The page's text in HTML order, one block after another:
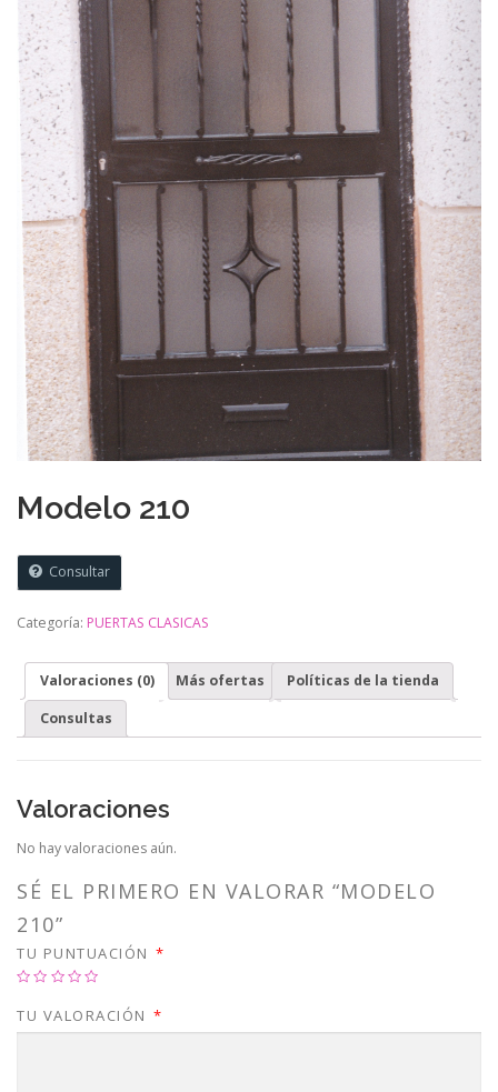
Modelo 210
Consultar
Categoría: PUERTAS CLASICAS
Valoraciones (0) Más ofertas Políticas de la tienda
Consultas
Valoraciones
No hay valoraciones aún.
SÉ EL PRIMERO EN VALORAR “MODELO
210”
TU PUNTUACIÓN *
TU VALORACIÓN *